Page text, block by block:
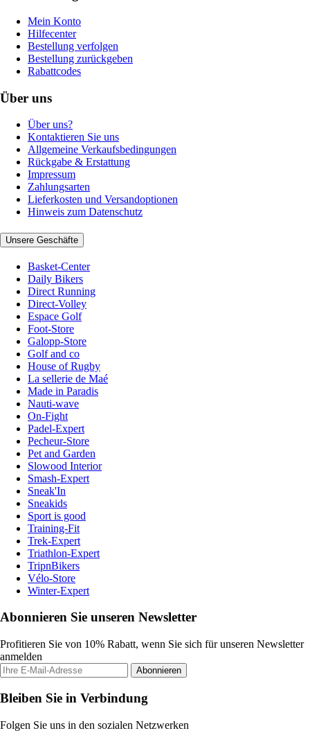
Mein Konto
Hilfecenter
Bestellung verfolgen
Bestellung zurückgeben
Rabattcodes
Über uns
Über uns?
Kontaktieren Sie uns
Allgemeine Verkaufsbedingungen
Rückgabe & Erstattung
Impressum
Zahlungsarten
Lieferkosten und Versandoptionen
Hinweis zum Datenschutz
Unsere Geschäfte
Basket-Center
Daily Bikers
Direct Running
Direct-Volley
Espace Golf
Foot-Store
Galopp-Store
Golf and co
House of Rugby
La sellerie de Maé
Made in Paradis
Nauti-wave
On-Fight
Padel-Expert
Pecheur-Store
Pet and Garden
Slowood Interior
Smash-Expert
Sneak'In
Sneakids
Sport is good
Training-Fit
Trek-Expert
Triathlon-Expert
TripnBikers
Vélo-Store
Winter-Expert
Abonnieren Sie unseren Newsletter
Profitieren Sie von 10% Rabatt, wenn Sie sich für unseren Newsletter
anmelden
Abonnieren
Bleiben Sie in Verbindung
Folgen Sie uns in den sozialen Netzwerken